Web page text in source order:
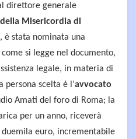
direttore generale
Misericordia di
è stata nominata una
si legge nel documento,
legale, in materia di
persona scelta è l’avvocato
Amati del foro di Roma; la
per un anno, riceverà
euro, incrementabile